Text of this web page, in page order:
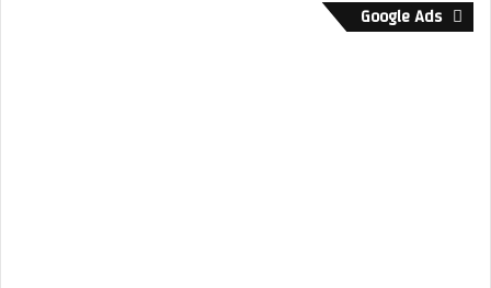
Google Ads